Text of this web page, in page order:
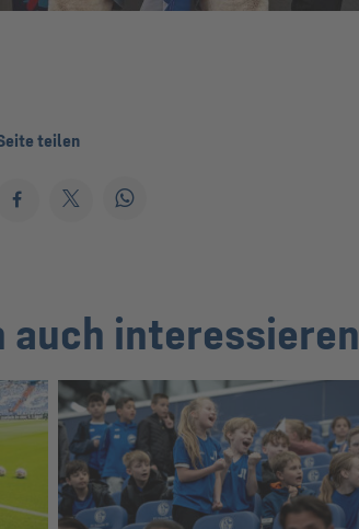
teilen
auch interessieren